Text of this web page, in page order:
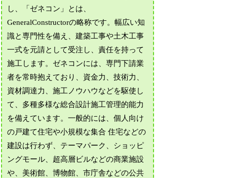
し、「ゼネコン」とは、
GeneralConstructorの略称です。幅広い知
識と専門性を備え、建築工事や土木工事
一式を元請として受注し、責任を持って
施工します。ゼネコンには、専門下請業
者を常時抱えており、資金力、技術力、
資材調達力、施工ノウハウなどを駆使し
て、多種多様な総合設計施工管理的能力
を備えています。一般的には、個人向け
の戸建て住宅や小規模な集合 住宅などの
建設は行わず、テーマパーク、ショッピ
ングモール、超高層ビルなどの商業施設
や、美術館、博物館、市庁舎などの公共